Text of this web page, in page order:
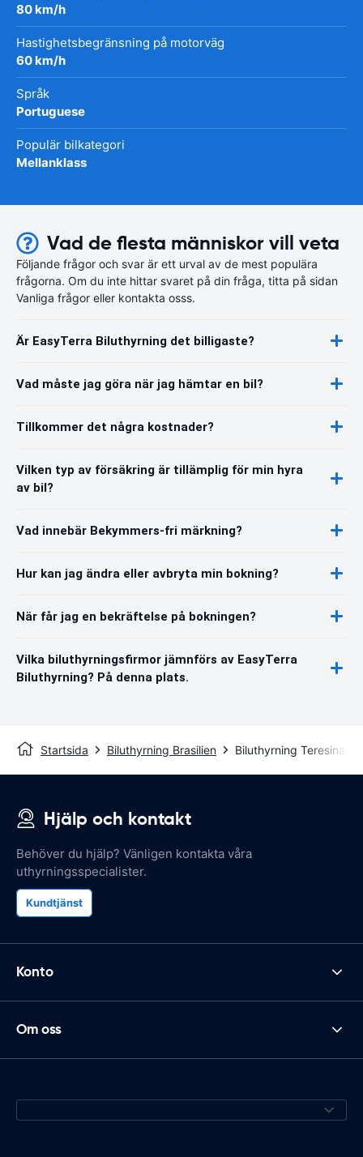
80 km/h
Hastighetsbegränsning på motorväg
60 km/h
Språk
Portuguese
Populär bilkategori
Mellanklass
Vad de flesta människor vill veta
Följande frågor och svar är ett urval av de mest populära
frågorna. Om du inte hittar svaret på din fråga, titta på sidan
Vanliga frågor eller kontakta osss.
Är EasyTerra Biluthyrning det billigaste?
Vad måste jag göra när jag hämtar en bil?
Tillkommer det några kostnader?
Vilken typ av försäkring är tillämplig för min hyra
av bil?
Vad innebär Bekymmers-fri märkning?
Hur kan jag ändra eller avbryta min bokning?
När får jag en bekräftelse på bokningen?
Vilka biluthyrningsfirmor jämnförs av EasyTerra
Biluthyrning? På denna plats.
Startsida Biluthyrning Brasilien Biluthyrning Teresina
Hjälp och kontakt
Behöver du hjälp? Vänligen kontakta våra
uthyrningsspecialister.
Kundtjänst
Konto
Om oss